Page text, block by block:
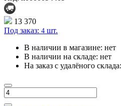
13 370
Под заказ: 4 шт.
В наличии в магазине: нет
В наличии на складе: нет
На заказ с удалёного склада: